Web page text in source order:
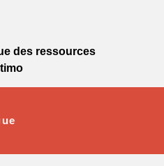
des ressources